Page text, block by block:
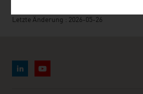
Letzte Änderung : 2026-05-26